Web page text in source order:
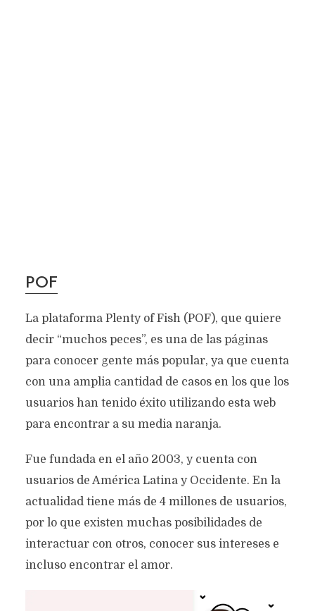
POF
La plataforma Plenty of Fish (POF), que quiere
decir “muchos peces”, es una de las páginas
para conocer gente más popular, ya que cuenta
con una amplia cantidad de casos en los que los
usuarios han tenido éxito utilizando esta web
para encontrar a su media naranja.
Fue fundada en el año 2003, y cuenta con
usuarios de América Latina y Occidente. En la
actualidad tiene más de 4 millones de usuarios,
por lo que existen muchas posibilidades de
interactuar con otros, conocer sus intereses e
incluso encontrar el amor.